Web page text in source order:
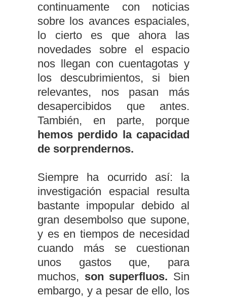
continuamente con noticias
sobre los avances espaciales,
lo cierto es que ahora las
novedades sobre el espacio
nos llegan con cuentagotas y
los descubrimientos, si bien
relevantes, nos pasan más
desapercibidos que antes.
También, en parte, porque
hemos perdido la capacidad
de sorprendernos.
Siempre ha ocurrido así: la
investigación espacial resulta
bastante impopular debido al
gran desembolso que supone,
y es en tiempos de necesidad
cuando más se cuestionan
unos gastos que, para
muchos, son superfluos. Sin
embargo, y a pesar de ello, los